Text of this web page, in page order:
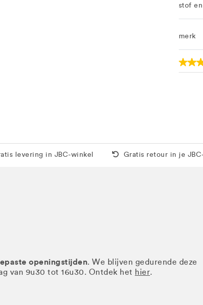
stof
merk
in 1 pakket
levering in JBC-winkel Gratis thuis vanaf 50
Gratis retour in je
openingstijden. We blijven gedurende deze
van 9u30 tot 16u30. Ontdek het hier.